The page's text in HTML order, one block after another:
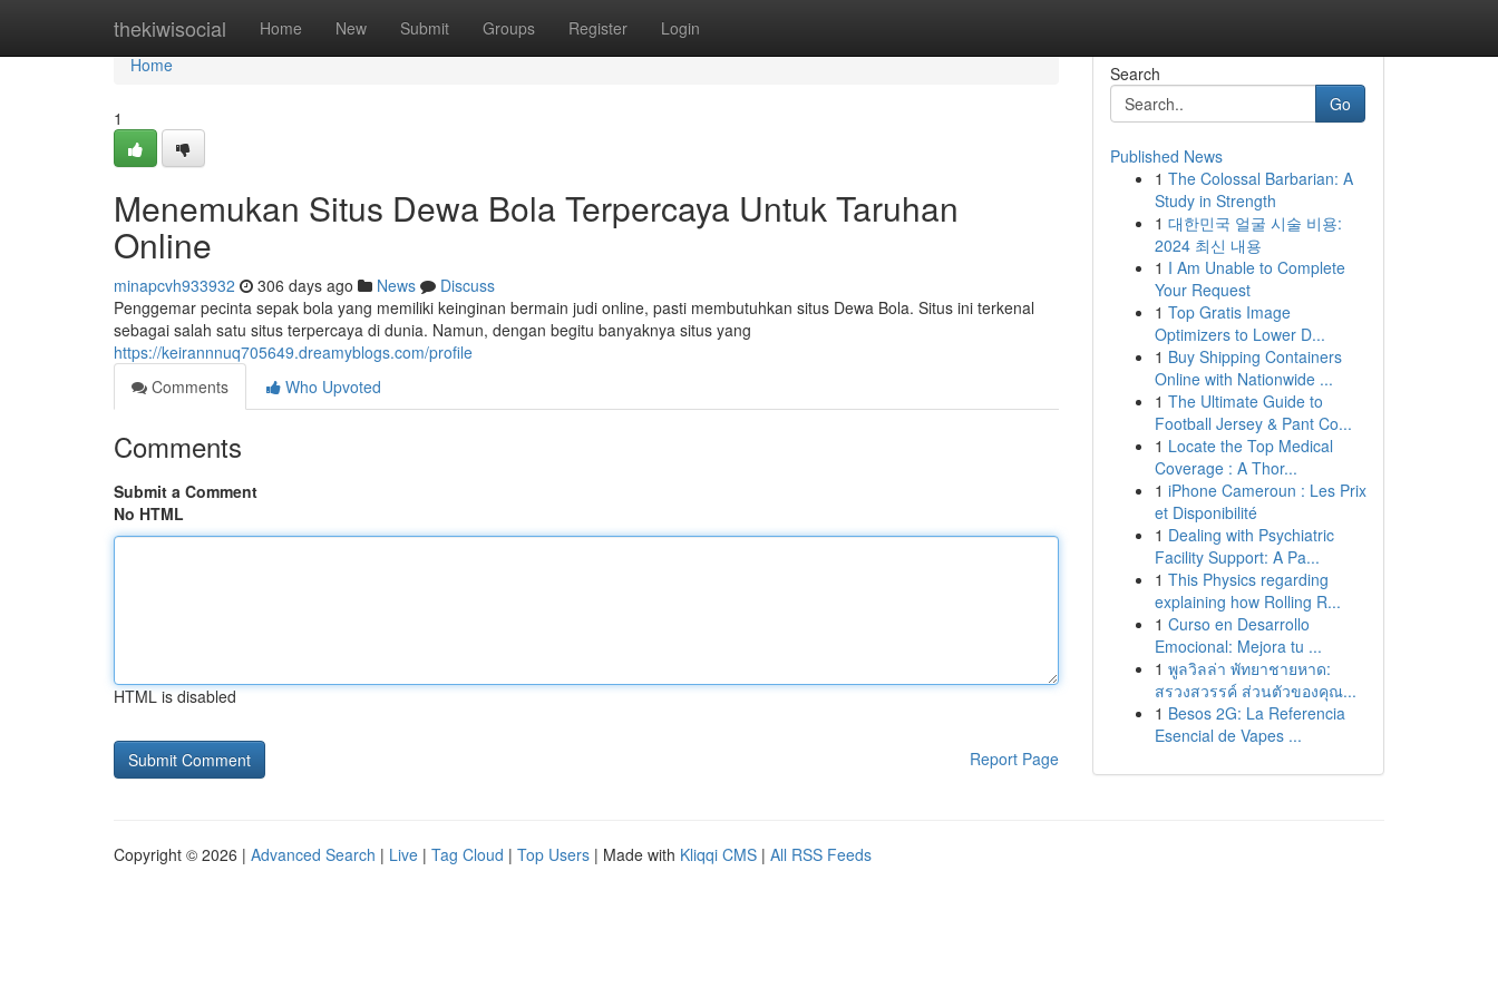
thekiwisocial Home New Submit Groups Register Login
Home
Home
1
Menemukan Situs Dewa Bola Terpercaya Untuk Taruhan
Online
minapcvh933932 306 days ago News
Discuss
Penggemar pecinta sepak bola yang memiliki keinginan bermain judi online, pasti membutuhkan situs Dewa Bola. Situs ini terkenal
sebagai salah satu situs terpercaya di dunia. Namun, dengan begitu banyaknya situs yang
https://keirannnuq705649.dreamyblogs.com/profile
Comments
Who Upvoted
Comments
Submit a Comment
No HTML
HTML is disabled
Report Page
Search
Go
Published News
1 The Colossal Barbarian: A
Study in Strength
1 대한민국 얼굴 시술 비용:
2024 최신 내용
1 I Am Unable to Complete
Your Request
1 Top Gratis Image
Optimizers to Lower D...
1 Buy Shipping Containers
Online with Nationwide ...
1 The Ultimate Guide to
Football Jersey & Pant Co...
1 Locate the Top Medical
Coverage : A Thor...
1 iPhone Cameroun : Les Prix
et Disponibilité
1 Dealing with Psychiatric
Facility Support: A Pa...
1 This Physics regarding
explaining how Rolling R...
1 Curso en Desarrollo
Emocional: Mejora tu ...
1 พูลวิลล่า พัทยาชายหาด:
สรวงสวรรค์ ส่วนตัวของคุณ...
1 Besos 2G: La Referencia
Esencial de Vapes ...
Copyright © 2026 | Advanced Search | Live | Tag Cloud | Top Users | Made with Kliqqi CMS | All RSS Feeds